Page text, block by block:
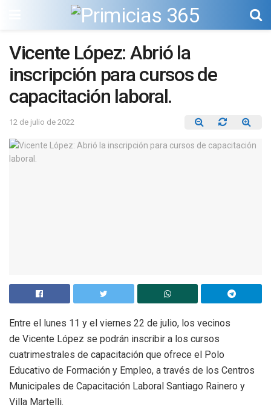
Vicente López: Abrió la
inscripción para cursos de
capacitación laboral.
12 de julio de 2022
Entre el lunes 11 y el viernes 22 de julio, los vecinos
de Vicente López se podrán inscribir a los cursos
cuatrimestrales de capacitación que ofrece el Polo
Educativo de Formación y Empleo, a través de los Centros
Municipales de Capacitación Laboral Santiago Rainero y
Villa Martelli.